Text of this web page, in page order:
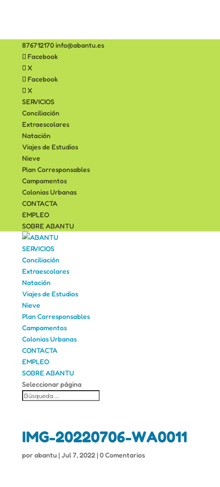
876712170info@abantu.es
Facebook
X
Facebook
X
SERVICIOS
Conciliación
Extraescolares
Natación
Viajes de Estudios
Nieve
Plan Corresponsables
Campamentos
Colonias Urbanas
CONTACTA
EMPLEO
SOBRE ABANTU
SERVICIOS
Conciliación
Extraescolares
Natación
Viajes de Estudios
Nieve
Plan Corresponsables
Campamentos
Colonias Urbanas
CONTACTA
EMPLEO
SOBRE ABANTU
Seleccionar página
IMG-20220706-WA0011
porabantu |Jul 7, 2022|0 Comentarios